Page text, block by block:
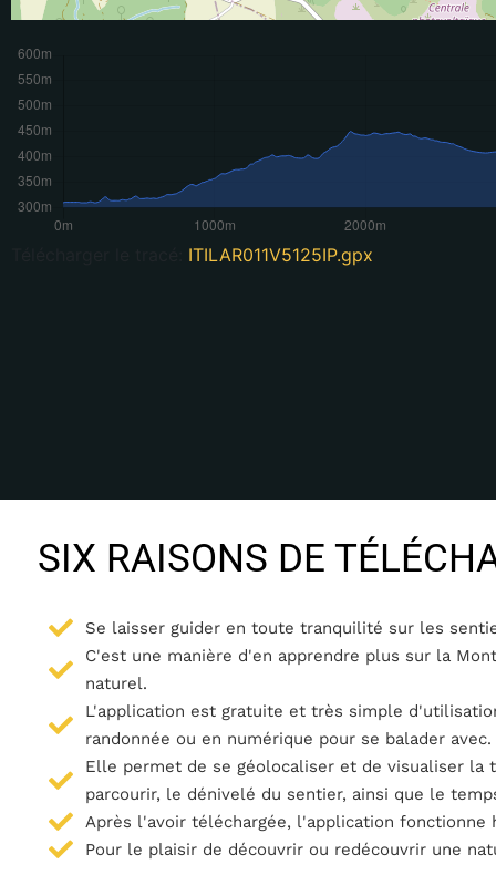
ITILAR011V5125IP.gpx
SIX RAISONS DE
Se laisser guider en toute tranquilité sur les
C'est une manière d'en apprendre plus sur la
naturel.
L'application est gratuite et très simple
randonnée ou en numérique pour se balader avec.
Elle permet de se géolocaliser et de visualiser la
parcourir, le dénivelé du sentier, ainsi que le
Après l'avoir téléchargée, l'application fonctionne
Pour le plaisir de découvrir ou redécouvrir une